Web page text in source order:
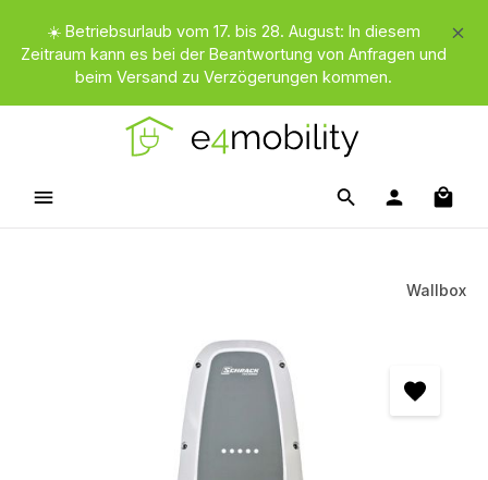
Zum Hauptinhalt springen
☀️ Betriebsurlaub vom 17. bis 28. August: In diesem
Zeitraum kann es bei der Beantwortung von Anfragen und
beim Versand zu Verzögerungen kommen.
Wallbox
Bildergalerie überspringen